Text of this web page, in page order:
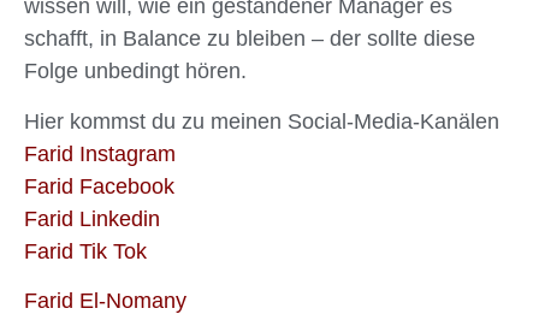
wissen will, wie ein gestandener Manager es
schafft, in Balance zu bleiben – der sollte diese
Folge unbedingt hören.
Hier kommst du zu meinen Social-Media-Kanälen
Farid Instagram
Farid Facebook
Farid Linkedin
Farid Tik Tok
Farid El-Nomany